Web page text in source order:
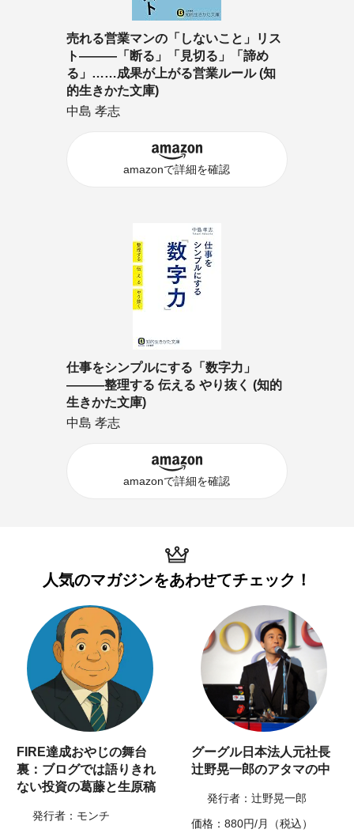
売れる営業マンの「しないこと」リス
ト―――「断る」「見切る」「諦め
る」……成果が上がる営業ルール (知
的生きかた文庫)
中島 孝志
amazonで詳細を確認
仕事をシンプルにする「数字力」
―――整理する 伝える やり抜く (知的
生きかた文庫)
中島 孝志
amazonで詳細を確認
人気のマガジンをあわせてチェック！
FIRE達成おやじの舞台
裏：ブログでは語りきれ
ない投資の葛藤と生原稿
発行者：モンチ
グーグル日本法人元社長
辻野晃一郎のアタマの中
発行者：辻野晃一郎
価格：880円/月（税込）